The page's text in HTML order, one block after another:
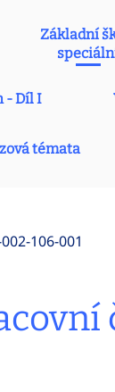
Základní
- Díl I
témata
002-106-001